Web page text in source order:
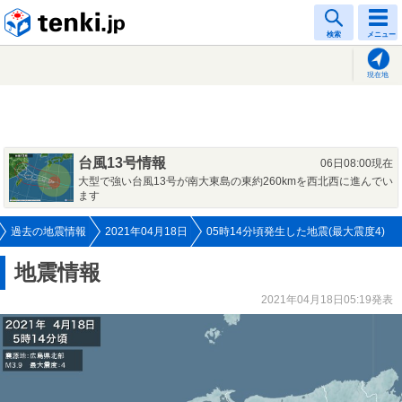
検索 メニュー
現在地
台風13号情報
06日08:00現在
大型で強い台風13号が南大東島の東約260kmを西北西に進んでい
ます
過去の地震情報 2021年04月18日 05時14分頃発生した地震(最大震度4)
地震情報
2021年04月18日05:19発表